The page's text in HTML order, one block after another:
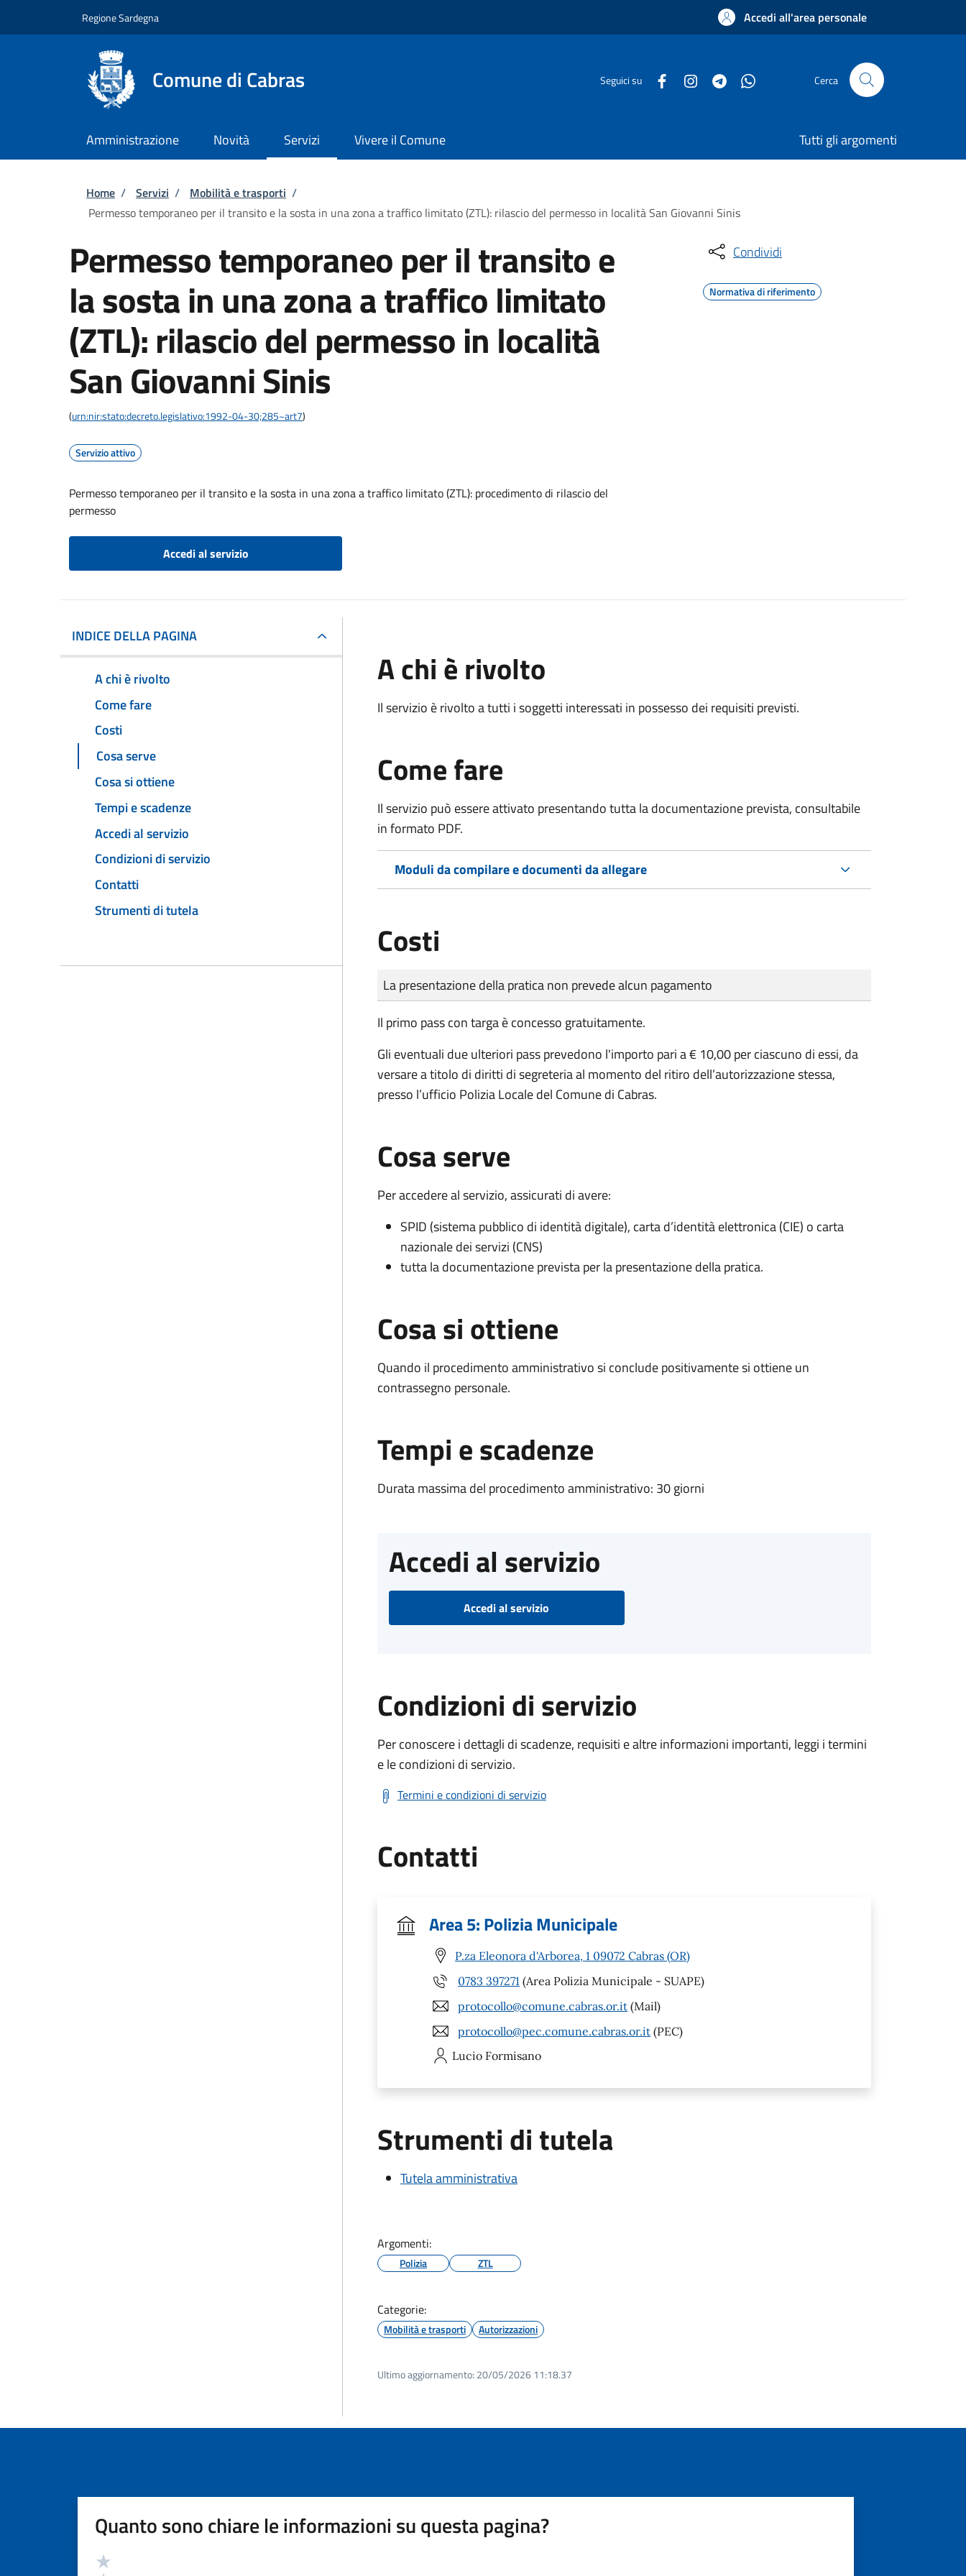
Regione Sardegna Accedi all'area personale
Comune di Cabras Seguici su Cerca
Amministrazione Novità Servizi Vivere il Comune Tutti gli argomenti
Briciole di pane
Home / Servizi / Mobilità e trasporti /
Permesso temporaneo per il transito e la sosta in una zona a traffico limitato (ZTL): rilascio del permesso in località San Giovanni Sinis
Permesso temporaneo per il transito e
la sosta in una zona a traffico limitato
(ZTL): rilascio del permesso in località
San Giovanni Sinis
(urn:nir:stato:decreto.legislativo:1992-04-30;285~art7)
Servizio attivo
Permesso temporaneo per il transito e la sosta in una zona a traffico limitato (ZTL): procedimento di rilascio del
permesso
Accedi al servizio
Condividi
Normativa di riferimento
INDICE DELLA PAGINA
A chi è rivolto
Come fare
Costi
Cosa serve
Cosa si ottiene
Tempi e scadenze
Accedi al servizio
Condizioni di servizio
Contatti
Strumenti di tutela
A chi è rivolto
Il servizio è rivolto a tutti i soggetti interessati in possesso dei requisiti previsti.
Come fare
Il servizio può essere attivato presentando tutta la documentazione prevista, consultabile
in formato PDF.
Moduli da compilare e documenti da allegare
Costi
Tipo di pagamento
Importo
La presentazione della pratica non prevede alcun pagamento
Il primo pass con targa è concesso gratuitamente.
Gli eventuali due ulteriori pass prevedono l'importo pari a € 10,00 per ciascuno di essi, da
versare a titolo di diritti di segreteria al momento del ritiro dell’autorizzazione stessa,
presso l’ufficio Polizia Locale del Comune di Cabras.
Cosa serve
Per accedere al servizio, assicurati di avere:
SPID (sistema pubblico di identità digitale), carta d’identità elettronica (CIE) o carta
nazionale dei servizi (CNS)
tutta la documentazione prevista per la presentazione della pratica.
Cosa si ottiene
Quando il procedimento amministrativo si conclude positivamente si ottiene un
contrassegno personale.
Tempi e scadenze
Durata massima del procedimento amministrativo: 30 giorni
Accedi al servizio
Accedi al servizio
Condizioni di servizio
Per conoscere i dettagli di scadenze, requisiti e altre informazioni importanti, leggi i termini
e le condizioni di servizio.
Termini e condizioni di servizio
Contatti
Area 5: Polizia Municipale
P.za Eleonora d'Arborea, 1 09072 Cabras (OR)
0783 397271 (Area Polizia Municipale - SUAPE)
protocollo@comune.cabras.or.it (Mail)
protocollo@pec.comune.cabras.or.it (PEC)
Lucio Formisano
Strumenti di tutela
Tutela amministrativa
Argomenti:
Polizia ZTL
Categorie:
Mobilità e trasporti Autorizzazioni
Ultimo aggiornamento: 20/05/2026 11:18.37
Quanto sono chiare le informazioni su questa pagina?
Valutazione